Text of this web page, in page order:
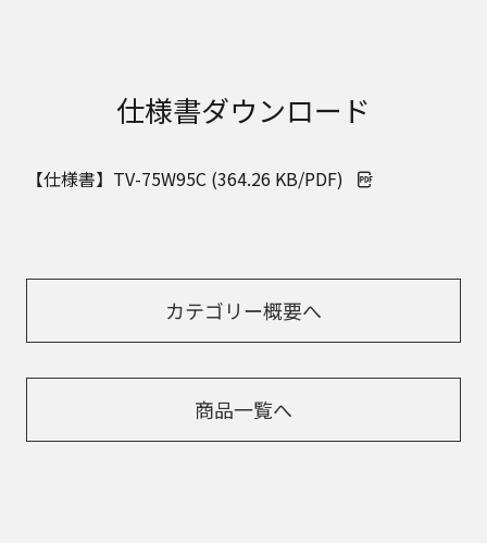
仕様書ダウンロード
【仕様書】TV-75W95C (364.26 KB/PDF)
カテゴリー概要へ
商品一覧へ